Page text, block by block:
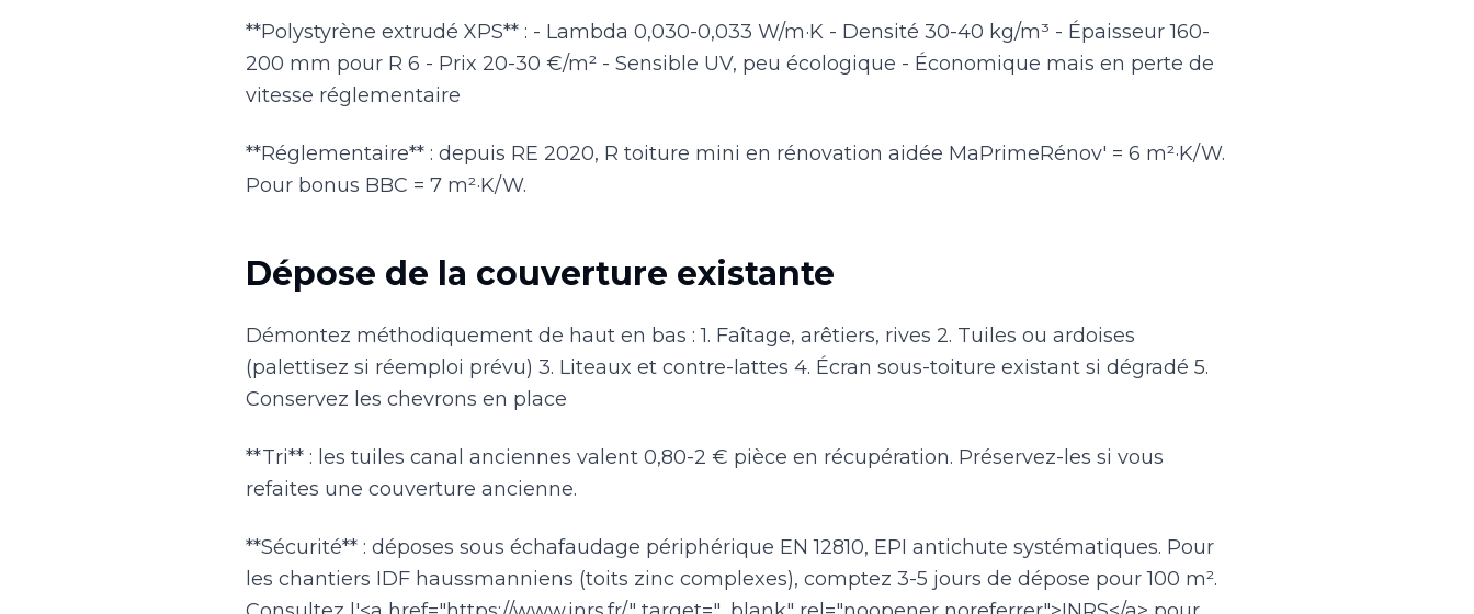
**Polystyrène extrudé XPS** : - Lambda 0,030-0,033 W/m·K - Densité 30-40 kg/m³ - Épaisseur 160-
200 mm pour R 6 - Prix 20-30 €/m² - Sensible UV, peu écologique - Économique mais en perte de
vitesse réglementaire
**Réglementaire** : depuis RE 2020, R toiture mini en rénovation aidée MaPrimeRénov' = 6 m²·K/W.
Pour bonus BBC = 7 m²·K/W.
Dépose de la couverture existante
Démontez méthodiquement de haut en bas : 1. Faîtage, arêtiers, rives 2. Tuiles ou ardoises
(palettisez si réemploi prévu) 3. Liteaux et contre-lattes 4. Écran sous-toiture existant si dégradé 5.
Conservez les chevrons en place
**Tri** : les tuiles canal anciennes valent 0,80-2 € pièce en récupération. Préservez-les si vous
refaites une couverture ancienne.
**Sécurité** : déposes sous échafaudage périphérique EN 12810, EPI antichute systématiques. Pour
les chantiers IDF haussmanniens (toits zinc complexes), comptez 3-5 jours de dépose pour 100 m².